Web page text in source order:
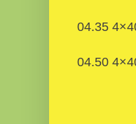
04.35
04.50